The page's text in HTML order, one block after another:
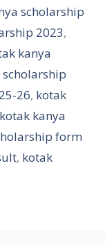
scholarship
2023,
kanya
26, kotak
kotak kanya
form
, kotak